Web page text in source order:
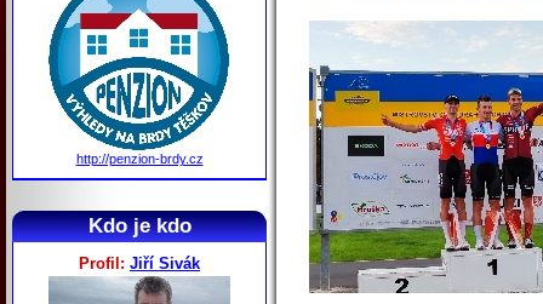
http://penzion-brdy.cz
Kdo je kdo
Profil: Jiří Sivák